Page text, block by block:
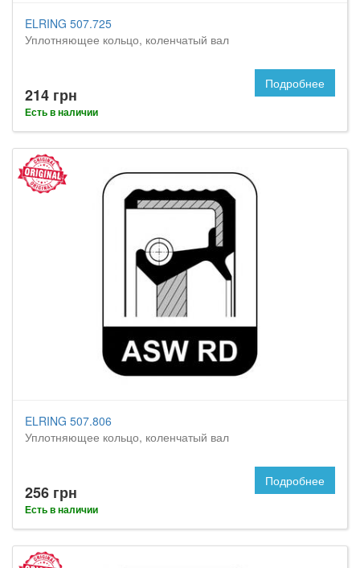
ELRING 507.725
Уплотняющее кольцо, коленчатый вал
214 грн
Есть в наличии
Подробнее
ELRING 507.806
Уплотняющее кольцо, коленчатый вал
256 грн
Есть в наличии
Подробнее